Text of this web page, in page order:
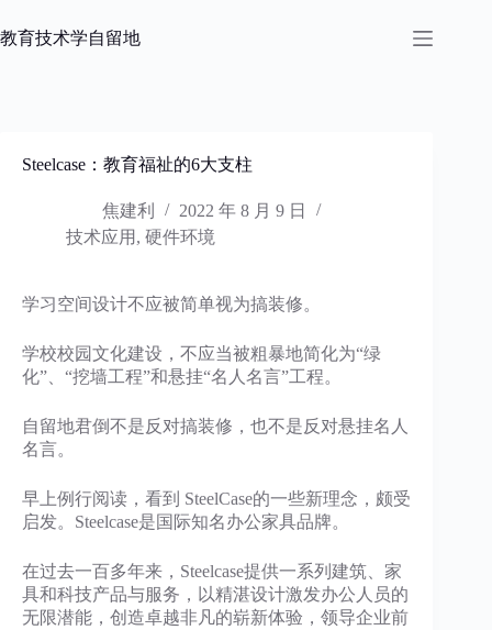
过
教育技术学自留地
Steelcase：教育福祉的6大支柱
焦建利
2022 年 8 月 9 日
技术应用 , 硬件环境
学习空间设计不应被简单视为搞装修。
学校校园文化建设，不应当被粗暴地简化为“绿
化”、“挖墙工程”和悬挂“名人名言”工程。
自留地君倒不是反对搞装修，也不是反对悬挂名人
名言。
早上例行阅读，看到 SteelCase的一些新理念，颇受
启发。Steelcase是国际知名办公家具品牌。
在过去一百多年来，Steelcase提供一系列建筑、家
具和科技产品与服务，以精湛设计激发办公人员的
无限潜能，创造卓越非凡的崭新体验，领导企业前